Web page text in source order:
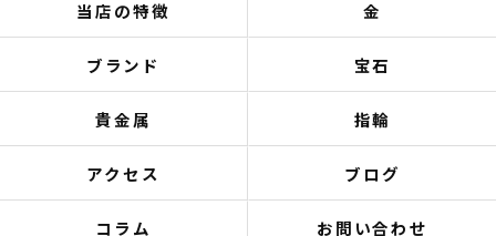
当店の特徴 金
ブランド 宝石
貴金属 指輪
アクセス ブログ
コラム お問い合わせ